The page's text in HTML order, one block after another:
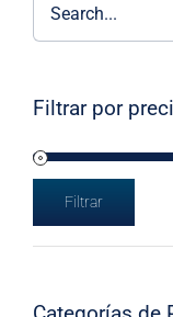
Filtrar por
mínimo
máximo
Filtrar